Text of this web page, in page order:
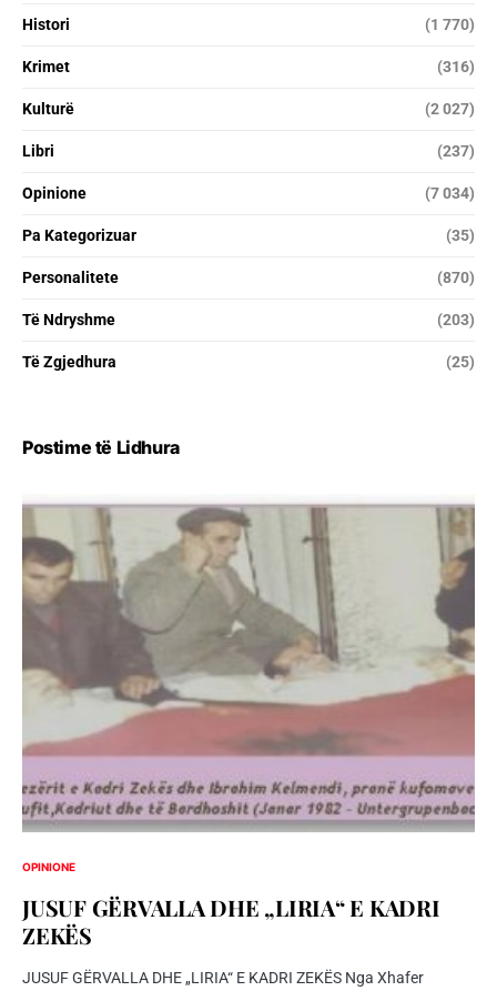
Histori (1 770)
Krimet (316)
Kulturë (2 027)
Libri (237)
Opinione (7 034)
Pa Kategorizuar (35)
Personalitete (870)
Të Ndryshme (203)
Të Zgjedhura (25)
Postime të Lidhura
OPINIONE
JUSUF GËRVALLA DHE „LIRIA“ E KADRI
ZEKËS
JUSUF GËRVALLA DHE „LIRIA“ E KADRI ZEKËS Nga Xhafer